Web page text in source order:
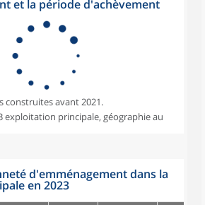
et la période d'achèvement
construites avant 2021.
exploitation principale, géographie au
d'emménagement dans la
en 2023